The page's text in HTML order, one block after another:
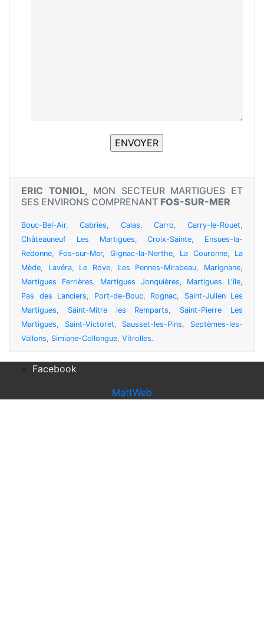
ERIC TONIOL, MON SECTEUR MARTIGUES ET
SES ENVIRONS COMPRENANT FOS-SUR-MER
Bouc-Bel-Air,Cabries, Calas, Carro, Carry-le-Rouet,
Châteauneuf Les Martigues,Croix-Sainte, Ensues-la-
Redonne, Fos-sur-Mer, Gignac-la-Nerthe, La Couronne, La
Mède, Lavéra, Le Rove, Les Pennes-Mirabeau, Marignane,
Martigues Ferrières, Martigues Jonquières, Martigues L'île,
Pas des Lanciers, Port-de-Bouc, Rognac, Saint-Julien Les
Martigues, Saint-Mitre les Remparts, Saint-Pierre Les
Martigues, Saint-Victoret, Sausset-les-Pins, Septèmes-les-
Vallons, Simiane-Collongue, Vitrolles.
Facebook
MattWeb